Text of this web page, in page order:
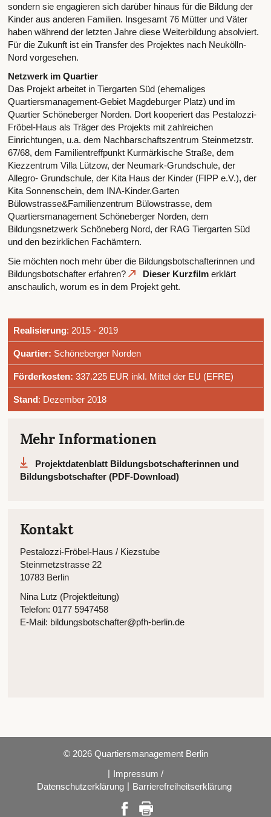
sondern sie engagieren sich darüber hinaus für die Bildung der
Kinder aus anderen Familien. Insgesamt 76 Mütter und Väter
haben während der letzten Jahre diese Weiterbildung absolviert.
Für die Zukunft ist ein Transfer des Projektes nach Neukölln-
Nord vorgesehen.
Netzwerk im Quartier
Das Projekt arbeitet in Tiergarten Süd (ehemaliges
Quartiersmanagement-Gebiet Magdeburger Platz) und im
Quartier Schöneberger Norden. Dort kooperiert das Pestalozzi-
Fröbel-Haus als Träger des Projekts mit zahlreichen
Einrichtungen, u.a. dem Nachbarschaftszentrum Steinmetzstr.
67/68, dem Familientreffpunkt Kurmärkische Straße, dem
Kiezzentrum Villa Lützow, der Neumark-Grundschule, der
Allegro- Grundschule, der Kita Haus der Kinder (FIPP e.V.), der
Kita Sonnenschein, dem INA-Kinder.Garten
Bülowstrasse&Familienzentrum Bülowstrasse, dem
Quartiersmanagement Schöneberger Norden, dem
Bildungsnetzwerk Schöneberg Nord, der RAG Tiergarten Süd
und den bezirklichen Fachämtern.
Sie möchten noch mehr über die Bildungsbotschafterinnen und
Bildungsbotschafter erfahren?
Dieser Kurzfilm erklärt
anschaulich, worum es in dem Projekt geht.
Realisierung: 2015 - 2019
Quartier: Schöneberger Norden
Förderkosten: 337.225 EUR inkl. Mittel der EU (EFRE)
Stand: Dezember 2018
Mehr Informationen
Projektdatenblatt Bildungsbotschafterinnen und
Bildungsbotschafter (PDF-Download)
Kontakt
Pestalozzi-Fröbel-Haus / Kiezstube
Steinmetzstrasse 22
10783 Berlin
Nina Lutz (Projektleitung)
Telefon: 0177 5947458
E-Mail: bildungsbotschafter@pfh-berlin.de
© 2026 Quartiersmanagement Berlin
| Impressum /
Datenschutzerklärung | Barrierefreiheitserklärung